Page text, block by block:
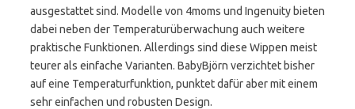
ausgestattet sind. Modelle von 4moms und Ingenuity bieten
dabei neben der Temperaturüberwachung auch weitere
praktische Funktionen. Allerdings sind diese Wippen meist
teurer als einfache Varianten. BabyBjörn verzichtet bisher
auf eine Temperaturfunktion, punktet dafür aber mit einem
sehr einfachen und robusten Design.